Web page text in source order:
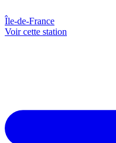
Île-de-France
Voir cette station